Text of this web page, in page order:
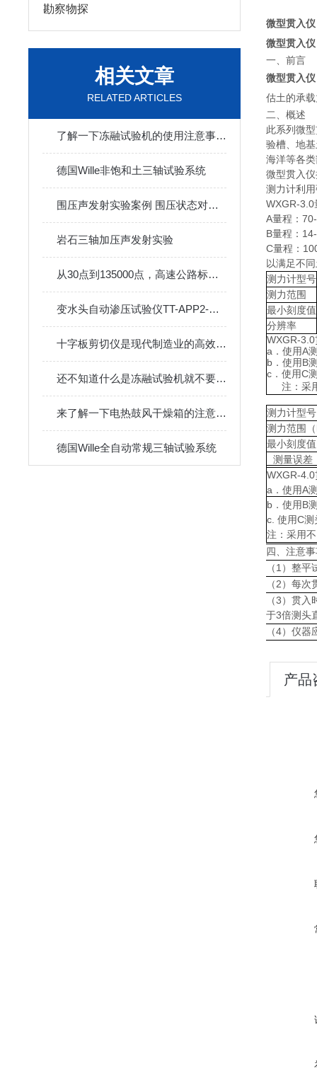
勘察物探
相关文章
RELATED ARTICLES
了解一下冻融试验机的使用注意事项吧
德国Wille非饱和土三轴试验系统
围压声发射实验案例 围压状态对岩石 Kaiser 效应测量地应力试验
岩石三轴加压声发射实验
从30点到135000点，高速公路标线光亮度的高采样保障
变水头自动渗压试验仪TT-APP2-苏州拓测仪器设备有限公司
十字板剪切仪是现代制造业的高效切割工具
还不知道什么是冻融试验机就不要错过本篇了
来了解一下电热鼓风干燥箱的注意事项是什么
德国Wille全自动常规三轴试验系统
微型贯入
微型贯入
一、前言
微型贯入
估土的承
二、概述
此系列微
验槽、地
海洋等各
微型贯入
测力计利
WXGR-3.0
A量程：
B量程：
C量程：
以满足不
测力计型号
测力范围
最小刻度值
分辨率
WXGR-
a．使用A
b．使用B
c．使用C
注：采
测力计型号
测力范围
最小刻度
测量误差
WXGR-
a．使用A
b．使用B
c. 使用C
注：采用
四、注意
（1）整
（2）每
（3）贯
于3倍测头
（4）仪
产品